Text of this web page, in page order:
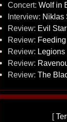
Concert: Wolf in
Interview: Niklas
Review: Evil Star
Review:
Review: Legions
Review:
Review: The
[